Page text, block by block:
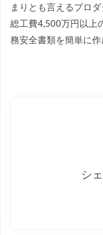
まりとも言えるプロダ
総工費4,500万円以上
務安全書類を簡単に作
シ